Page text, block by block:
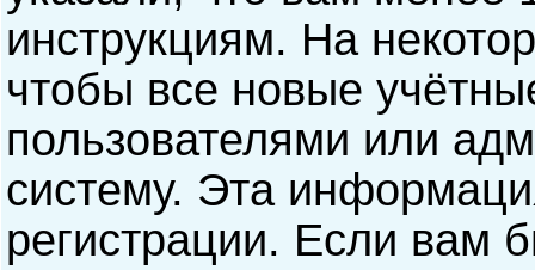
инструкциям. На
чтобы все новые
пользователями или
систему. Эта
регистрации. Если вам